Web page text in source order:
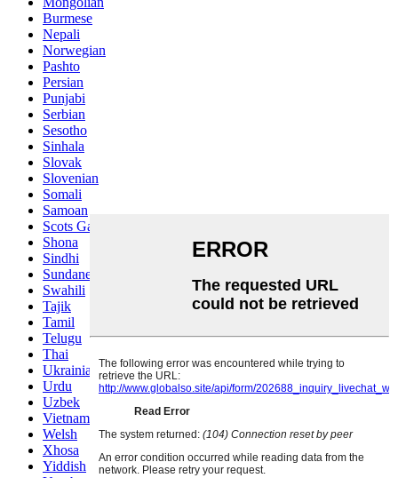
Burmese
Nepali
Norwegian
Pashto
Persian
Punjabi
Serbian
Sesotho
Sinhala
Slovak
Slovenian
Somali
Samoan
Scots Gaelic
Shona
Sindhi
Sundanese
Swahili
Tajik
Tamil
Telugu
Thai
Ukrainian
Urdu
Uzbek
Vietnamese
Welsh
Xhosa
Yiddish